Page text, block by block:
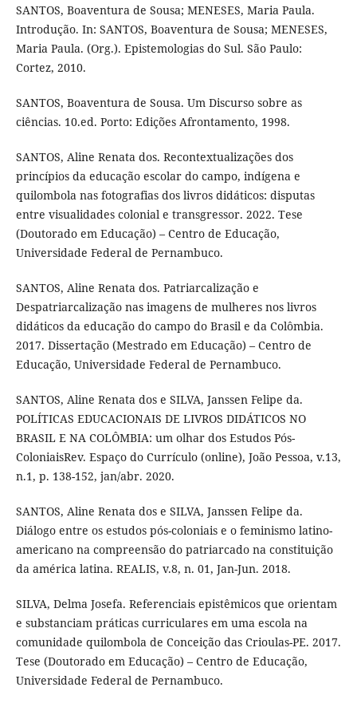
SANTOS, Boaventura de Sousa; MENESES, Maria Paula.
Introdução. In: SANTOS, Boaventura de Sousa; MENESES,
Maria Paula. (Org.). Epistemologias do Sul. São Paulo:
Cortez, 2010.
SANTOS, Boaventura de Sousa. Um Discurso sobre as
ciências. 10.ed. Porto: Edições Afrontamento, 1998.
SANTOS, Aline Renata dos. Recontextualizações dos
princípios da educação escolar do campo, indígena e
quilombola nas fotografias dos livros didáticos: disputas
entre visualidades colonial e transgressor. 2022. Tese
(Doutorado em Educação) – Centro de Educação,
Universidade Federal de Pernambuco.
SANTOS, Aline Renata dos. Patriarcalização e
Despatriarcalização nas imagens de mulheres nos livros
didáticos da educação do campo do Brasil e da Colômbia.
2017. Dissertação (Mestrado em Educação) – Centro de
Educação, Universidade Federal de Pernambuco.
SANTOS, Aline Renata dos e SILVA, Janssen Felipe da.
POLÍTICAS EDUCACIONAIS DE LIVROS DIDÁTICOS NO
BRASIL E NA COLÔMBIA: um olhar dos Estudos Pós-
ColoniaisRev. Espaço do Currículo (online), João Pessoa, v.13,
n.1, p. 138-152, jan/abr. 2020.
SANTOS, Aline Renata dos e SILVA, Janssen Felipe da.
Diálogo entre os estudos pós-coloniais e o feminismo latino-
americano na compreensão do patriarcado na constituição
da américa latina. REALIS, v.8, n. 01, Jan-Jun. 2018.
SILVA, Delma Josefa. Referenciais epistêmicos que orientam
e substanciam práticas curriculares em uma escola na
comunidade quilombola de Conceição das Crioulas-PE. 2017.
Tese (Doutorado em Educação) – Centro de Educação,
Universidade Federal de Pernambuco.